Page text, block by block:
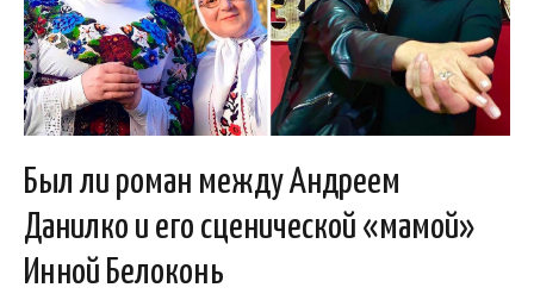
Был ли роман между Андреем
Данилко и его сценической «мамой»
Инной Белоконь